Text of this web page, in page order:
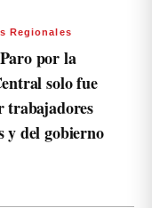
Regionales
por la
solo fue
trabajadores
y del gobierno